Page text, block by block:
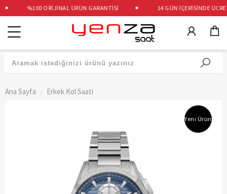
%100 ORİJİNAL ÜRÜN GARANTİSİ 14 GÜN İÇERİSİNDE
Kategoriler
Ana Sayfa Erkek Kol Saati
Yeni Ürün